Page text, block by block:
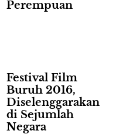
Perempuan
Festival Film
Buruh 2016,
Diselenggarakan
di Sejumlah
Negara